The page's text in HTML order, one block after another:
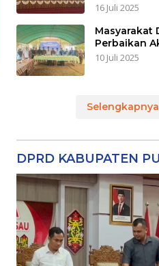
16 Juli 2025
Masyarakat
Perbaikan
10 Juli 2025
Selengkapnya
DPRD KABUPATEN